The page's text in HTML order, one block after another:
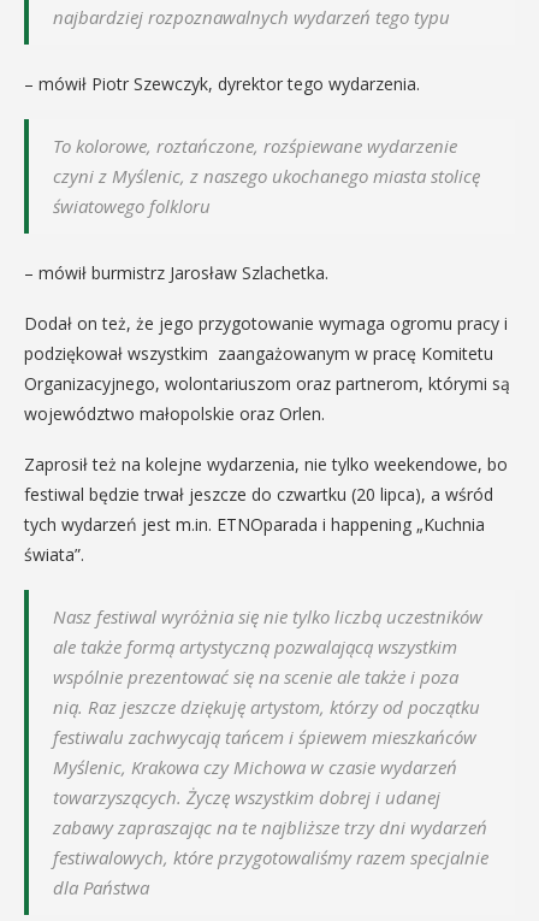
najbardziej rozpoznawalnych wydarzeń tego typu
– mówił Piotr Szewczyk, dyrektor tego wydarzenia.
To kolorowe, roztańczone, rozśpiewane wydarzenie
czyni z Myślenic, z naszego ukochanego miasta stolicę
światowego folkloru
– mówił burmistrz Jarosław Szlachetka.
Dodał on też, że jego przygotowanie wymaga ogromu pracy i
podziękował wszystkim zaangażowanym w pracę Komitetu
Organizacyjnego, wolontariuszom oraz partnerom, którymi są
województwo małopolskie oraz Orlen.
Zaprosił też na kolejne wydarzenia, nie tylko weekendowe, bo
festiwal będzie trwał jeszcze do czwartku (20 lipca), a wśród
tych wydarzeń jest m.in. ETNOparada i happening „Kuchnia
świata”.
Nasz festiwal wyróżnia się nie tylko liczbą uczestników
ale także formą artystyczną pozwalającą wszystkim
wspólnie prezentować się na scenie ale także i poza
nią. Raz jeszcze dziękuję artystom, którzy od początku
festiwalu zachwycają tańcem i śpiewem mieszkańców
Myślenic, Krakowa czy Michowa w czasie wydarzeń
towarzyszących. Życzę wszystkim dobrej i udanej
zabawy zapraszając na te najbliższe trzy dni wydarzeń
festiwalowych, które przygotowaliśmy razem specjalnie
dla Państwa